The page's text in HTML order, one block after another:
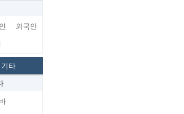
외국인
기타